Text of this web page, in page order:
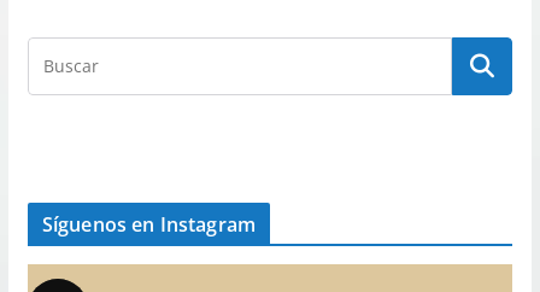
Síguenos en Instagram